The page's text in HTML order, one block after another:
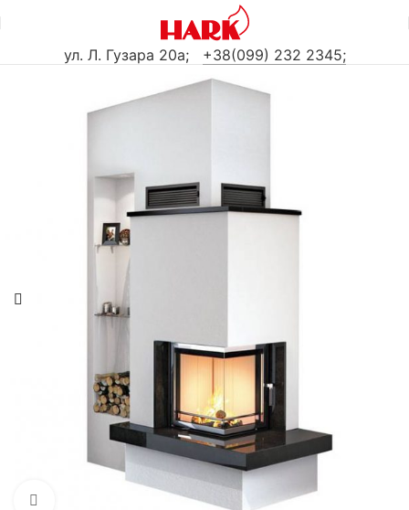
ул. Л. Гузара 20а; +38(099) 232 2345;
Нажмите, чтобы увеличить